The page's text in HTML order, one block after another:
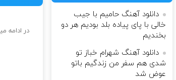
در ادامه
دانلود آهنگ حامیم با جیب
خالی با پای پیاده بلد بودیم هر دو
بخندیم
دانلود آهنگ شهرام خباز تو
شدی هم سفر من زندگیم باتو
عوض شد